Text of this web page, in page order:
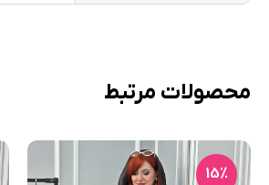
محصولات مرتبط
15٪